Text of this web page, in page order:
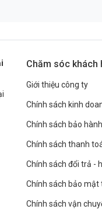
Chăm sóc khách
Giới thiệu công ty
Chính sách kinh
Chính sách bảo hành
Chính sách thanh
Chính sách đổi trả -
Chính sách bảo mật
Chính sách vận